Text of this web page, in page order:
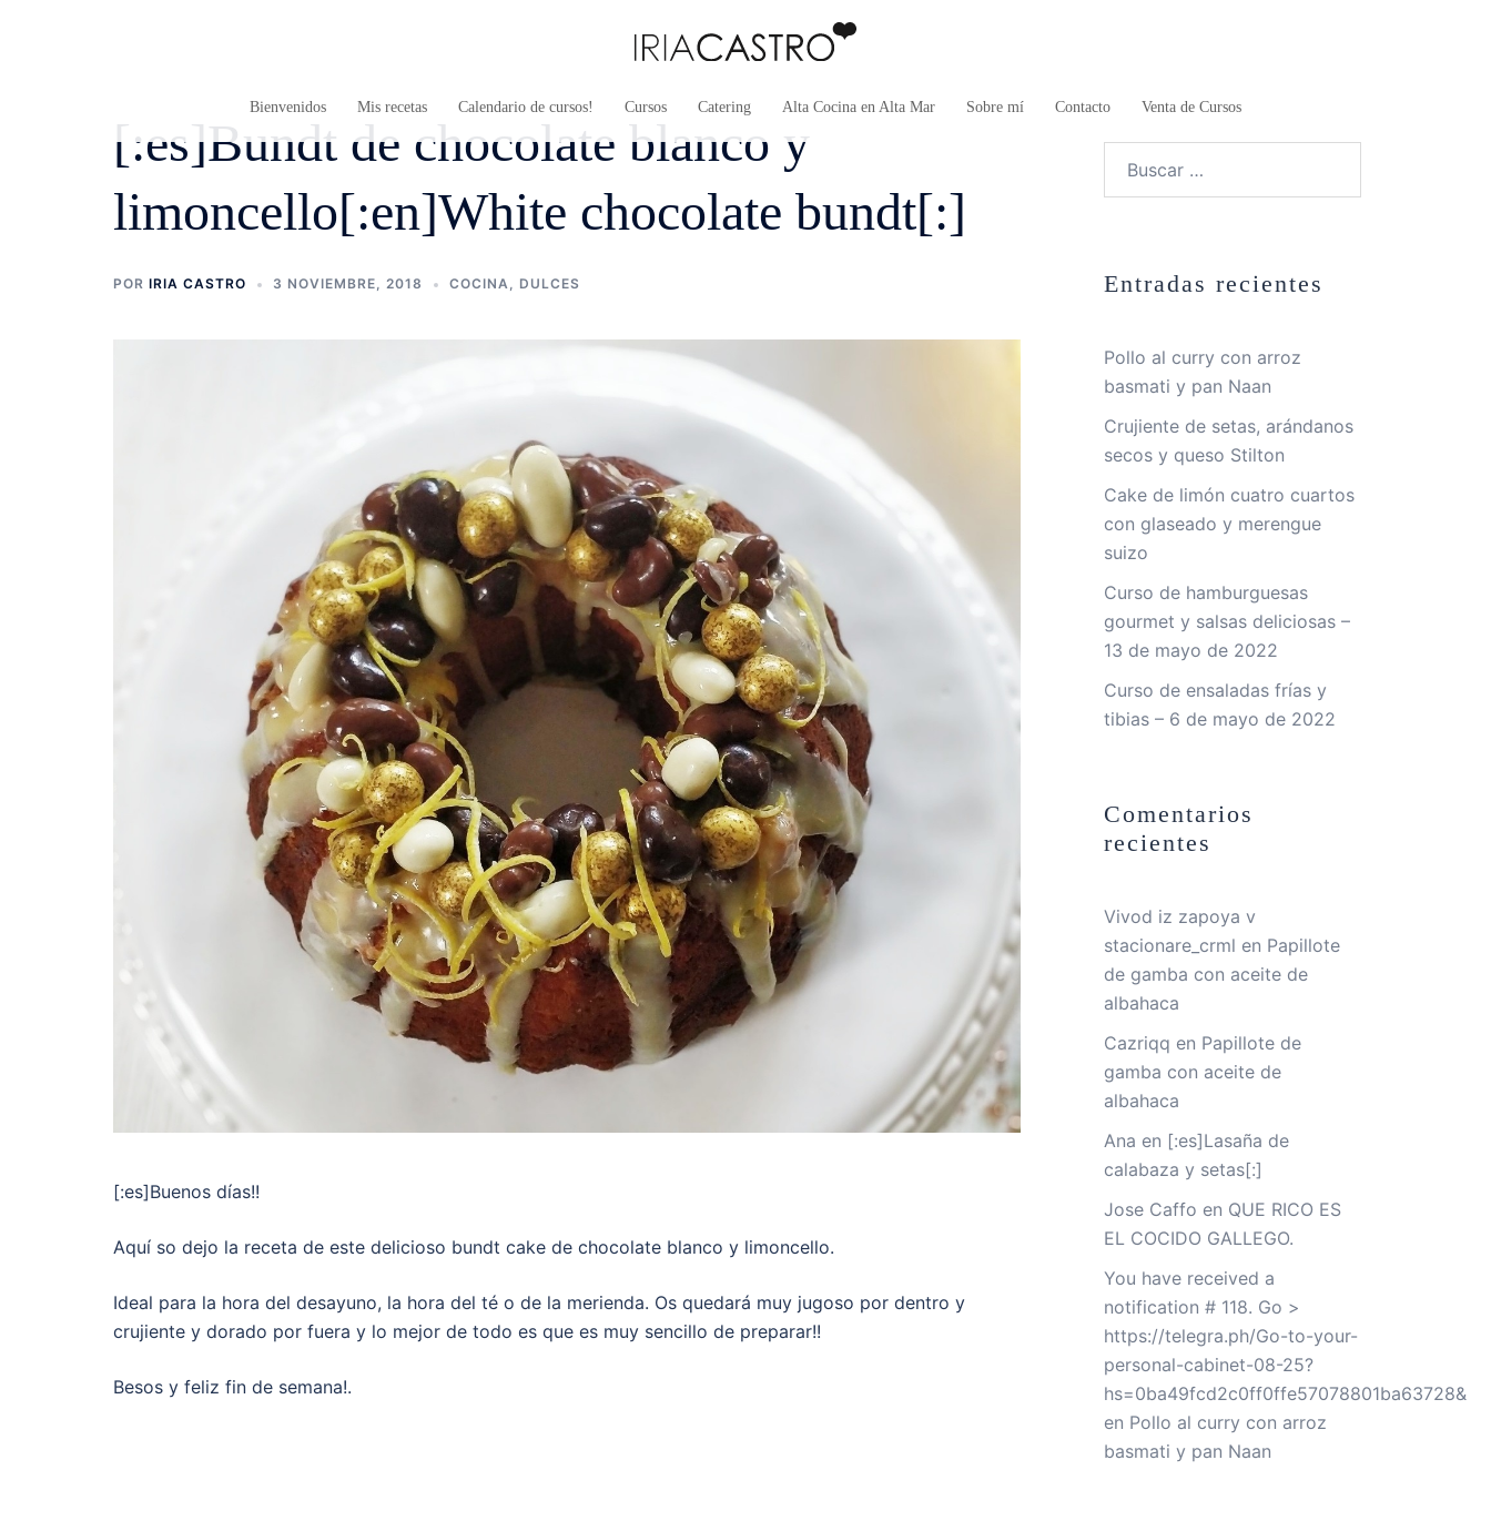
Bienvenidos Mis recetas Calendario de cursos! Cursos Catering Alta Cocina en Alta Mar Sobre mí Contacto Venta de Cursos
[:es]Bundt de chocolate blanco y
limoncello[:en]White chocolate bundt[:]
POR IRIA CASTRO 3 NOVIEMBRE, 2018 COCINA, DULCES
[:es]Buenos días!!
Aquí so dejo la receta de este delicioso bundt cake de chocolate blanco y limoncello.
Ideal para la hora del desayuno, la hora del té o de la merienda. Os quedará muy jugoso por dentro y
crujiente y dorado por fuera y lo mejor de todo es que es muy sencillo de preparar!!
Besos y feliz fin de semana!.
Entradas recientes
Pollo al curry con arroz
basmati y pan Naan
Crujiente de setas, arándanos
secos y queso Stilton
Cake de limón cuatro cuartos
con glaseado y merengue
suizo
Curso de hamburguesas
gourmet y salsas deliciosas –
13 de mayo de 2022
Curso de ensaladas frías y
tibias – 6 de mayo de 2022
Comentarios
recientes
Vivod iz zapoya v
stacionare_crml en Papillote
de gamba con aceite de
albahaca
Cazriqq en Papillote de
gamba con aceite de
albahaca
Ana en [:es]Lasaña de
calabaza y setas[:]
Jose Caffo en QUE RICO ES
EL COCIDO GALLEGO.
You have received a
notification # 118. Go >
https://telegra.ph/Go-to-your-
personal-cabinet-08-25?
hs=0ba49fcd2c0ff0ffe57078801ba63728&
en Pollo al curry con arroz
basmati y pan Naan